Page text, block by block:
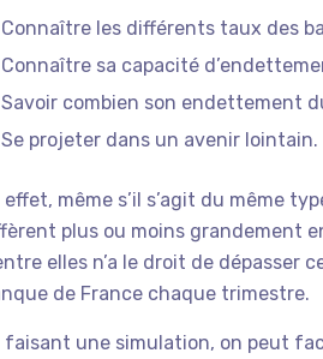
Connaître les différents taux des
Connaître sa capacité
Savoir combien son endettement
Se projeter dans un avenir lointain.
effet, même s’il s’agit du même
plus ou moins grandement
elles n’a le droit de dépasser
de France chaque trimestre.
faisant une simulation, on peut